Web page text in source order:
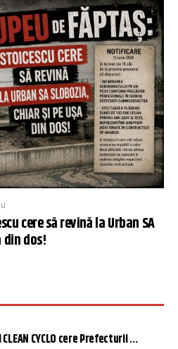
cere să revină la Urban SA
din dos!
CYCLO cere Prefecturii ...